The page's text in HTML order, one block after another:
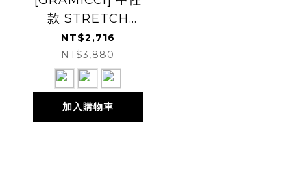
款 STRETCH
DENIM LOOSE
TAPERED RIDGE
PANT 丹寧休閒長
褲
NT$2,716
NT$3,880
加入購物車